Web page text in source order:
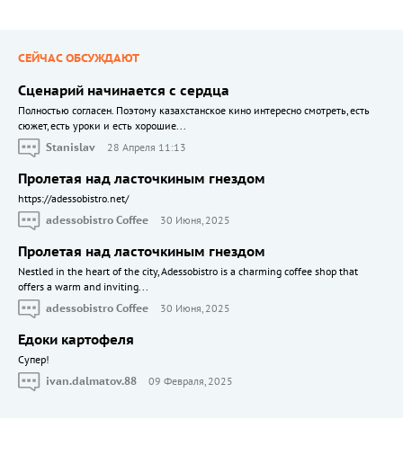
СЕЙЧАС ОБСУЖДАЮТ
Сценарий начинается с сердца
Полностью согласен. Поэтому казахстанское кино интересно смотреть, есть
сюжет, есть уроки и есть хорошие...
Stanislav
28 Апреля 11:13
Пролетая над ласточкиным гнездом
https://adessobistro.net/
adessobistro Coffee
30 Июня, 2025
Пролетая над ласточкиным гнездом
Nestled in the heart of the city, Adessobistro is a charming coffee shop that
offers a warm and inviting...
adessobistro Coffee
30 Июня, 2025
Едоки картофеля
Cупер!
ivan.dalmatov.88
09 Февраля, 2025